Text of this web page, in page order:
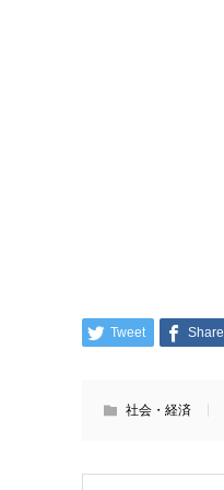
Tweet Share
社会・経済